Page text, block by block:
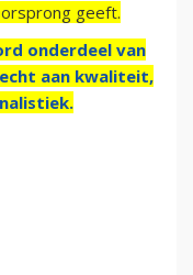
geeft.
onderdeel van
aan kwaliteit,